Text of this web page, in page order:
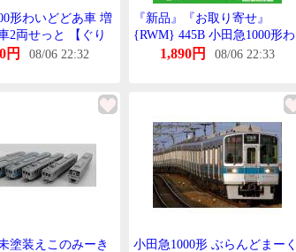
形わいどどあ車 増
2両せっと 【ぐり
す・445B】
円 08/06 22:32
『新品』『お取り寄せ』
{RWM} 445B 小田急1000形わ
いどどあ車 増結用中間車2両
GREENMAX(ぐりーんまっく
1,890円 08/06 22:33
塗装えこのみーき
小田急1000形 ぶらんどまーく